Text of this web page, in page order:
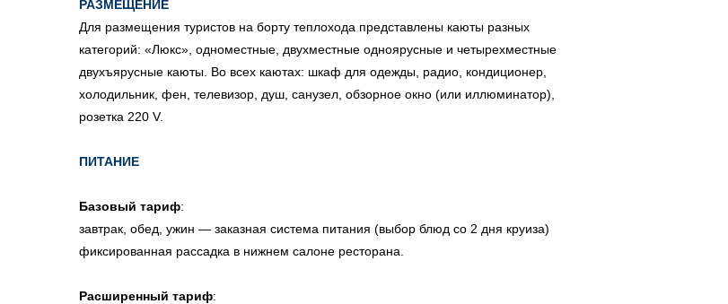
РАЗМЕЩЕНИЕ
Для размещения туристов на борту теплохода представлены каюты разных
категорий: «Люкс», одноместные, двухместные одноярусные и четырехместные
двухъярусные каюты. Во всех каютах: шкаф для одежды, радио, кондиционер,
холодильник, фен, телевизор, душ, санузел, обзорное окно (или иллюминатор),
розетка 220 V.
ПИТАНИЕ
Базовый тариф:
завтрак, обед, ужин — заказная система питания (выбор блюд со 2 дня круиза)
фиксированная рассадка в нижнем салоне ресторана.
Расширенный тариф: